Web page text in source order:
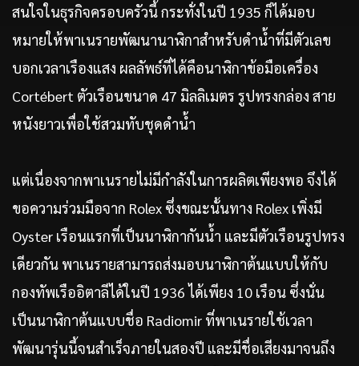
สนใจในธุรกิจครอบครัวนี้ กระทั่งในปี 1935 ก็ได้มอบ
หมายให้พาเนรายพัฒนานาฬิกาสำหรับดำน้ำที่มีตัวเลข
บอกเวลาเรืองแสง ผลลัพธ์ที่ได้คือนาฬิกาข้อมือเครื่อง
Cortébert ตัวเรือนขนาด 47 มิลลิเมตร รูปทรงกล่อง สาย
หนังยาวเพื่อใช้สวมทับชุดดำน้ำ
แต่เนื่องจากพาเนรายไม่มีกำลังในการผลิตเพียงพอ จึงได้
ขอความร่วมมือจาก Rolex ซึ่งขณะนั้นทาง Rolex เพิ่งมี
Oyster เรือนแรกที่เป็นนาฬิกากันน้ำ และมีตัวเรือนรูปทรง
เดียวกัน พาเนรายสามารถส่งมอบนาฬิกาต้นแบบให้กับ
กองทัพเรืออิตาลีได้ในปี 1936 ได้เพียง 10 เรือน ซึ่งนั่น
เป็นนาฬิกาต้นแบบชื่อ Radiomir ที่พาเนรายใช้เวลา
พัฒนารุ่นนี้จนสำเร็จภายในสองปี และมีชื่อเสียงมาจนถึง